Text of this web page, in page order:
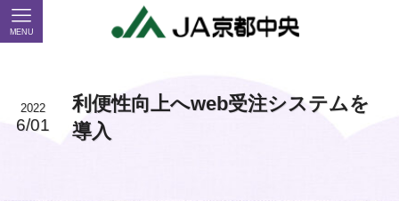
MENU
利便性向上へweb受注システムを
導入
2022
6/01